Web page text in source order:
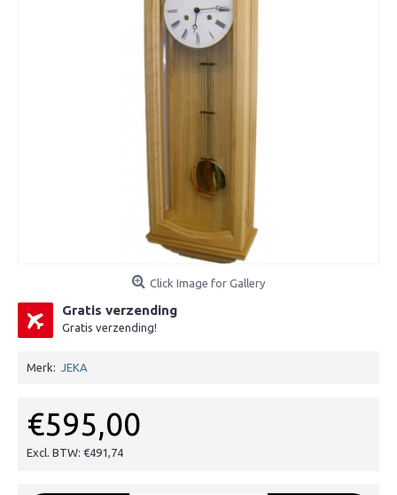
Click Image for Gallery
Gratis verzending
Gratis verzending!
Merk: JEKA
€595,00
Excl. BTW: €491,74